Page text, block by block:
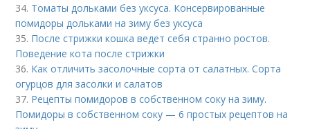
34. Томаты дольками без уксуса. Консервированные
помидоры дольками на зиму без уксуса
35. После стрижки кошка ведет себя странно ростов.
Поведение кота после стрижки
36. Как отличить засолочные сорта от салатных. Сорта
огурцов для засолки и салатов
37. Рецепты помидоров в собственном соку на зиму.
Помидоры в собственном соку — 6 простых рецептов на